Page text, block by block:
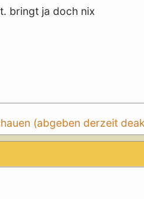
bringt ja doch nix
(abgeben derzeit